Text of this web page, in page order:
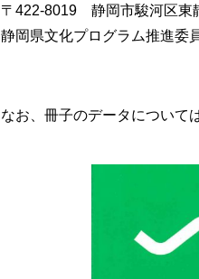
〒422-8019 静岡市駿河区東
静岡県文化プログラム推進委
なお、冊子のデータについて